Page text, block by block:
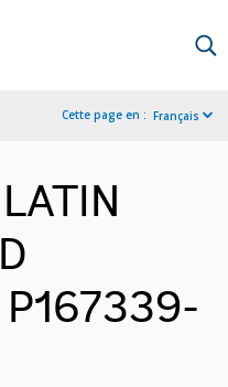
Cette page en : Français
P167339-